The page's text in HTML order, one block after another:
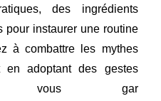
des ingrédients
pour instaurer une routine
à combattre les mythes
en adoptant des gestes
vous gar